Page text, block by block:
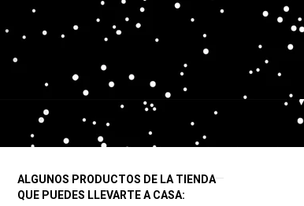
ALGUNOS PRODUCTOS DE LA TIENDA
QUE PUEDES LLEVARTE A CASA: